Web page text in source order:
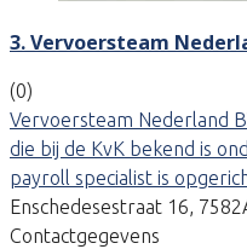
3. Vervoersteam
(0)
Vervoersteam Nederland
die bij de KvK bekend is
payroll specialist is
Enschedesestraat 16,
Contactgegevens